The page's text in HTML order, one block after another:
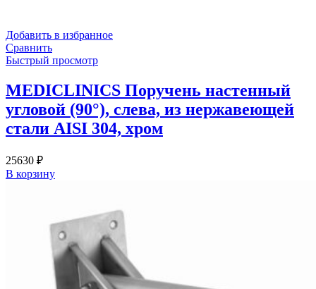
Добавить в избранное
Сравнить
Быстрый просмотр
MEDICLINICS Поручень настенный
угловой (90°), слева, из нержавеющей
стали AISI 304, хром
25630 ₽
В корзину